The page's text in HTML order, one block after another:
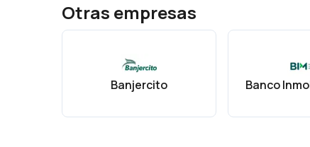
Otras empresas
Banjercito